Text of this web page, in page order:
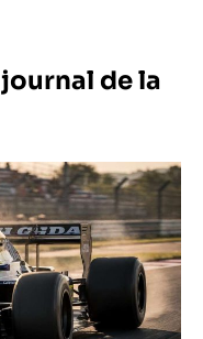
de la